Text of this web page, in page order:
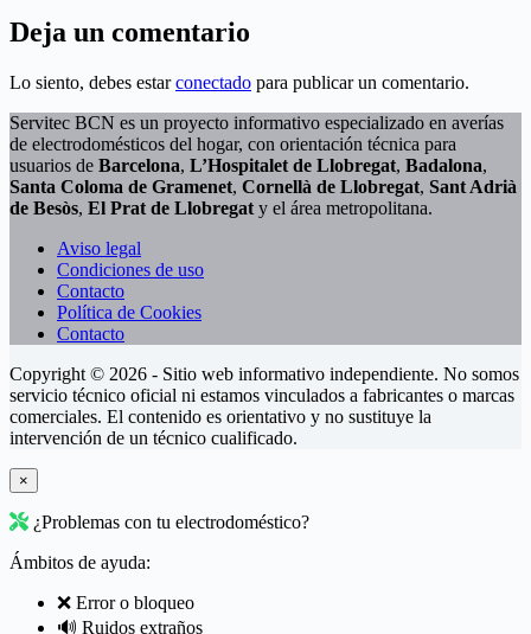
Deja un comentario
Lo siento, debes estarconectado para publicar un comentario.
Servitec BCN es un proyecto informativo especializado en averías
de electrodomésticos del hogar, con orientación técnica para
usuarios de Barcelona, L’Hospitalet de Llobregat, Badalona,
Santa Coloma de Gramenet, Cornellà de Llobregat, Sant Adrià
de Besòs, El Prat de Llobregat y el área metropolitana.
Aviso legal
Condiciones de uso
Contacto
Política de Cookies
Contacto
Copyright © 2026 - Sitio web informativo independiente. No somos
servicio técnico oficial ni estamos vinculados a fabricantes o marcas
comerciales. El contenido es orientativo y no sustituye la
intervención de un técnico cualificado.
×
¿Problemas con tu electrodoméstico?
Ámbitos de ayuda:
❌ Error o bloqueo
🔊 Ruidos extraños